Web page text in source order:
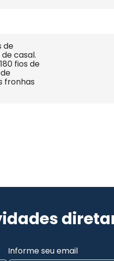
de
casal.
fios de
fronhas
Informe seu email